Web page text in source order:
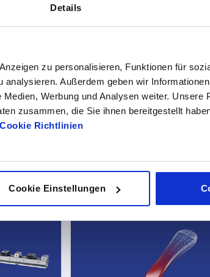
Details
zu personalisieren, Funktionen für
Außerdem geben wir
Werbung und Analysen weiter. Unsere
zusammen, die Sie ihnen bereitgestellt
Cookie Richtlinien
Cookie Einstellungen
MINDEN TERMÉKÚJDONSÁG
VÁLASZTÉK